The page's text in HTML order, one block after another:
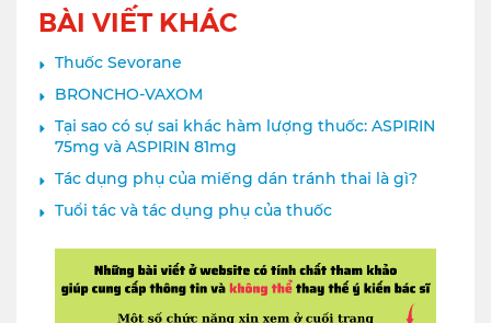
BÀI VIẾT KHÁC
Thuốc Sevorane
BRONCHO-VAXOM
Tại sao có sự sai khác hàm lượng thuốc: ASPIRIN
75mg và ASPIRIN 81mg
Tác dụng phụ của miếng dán tránh thai là gì?
Tuổi tác và tác dụng phụ của thuốc